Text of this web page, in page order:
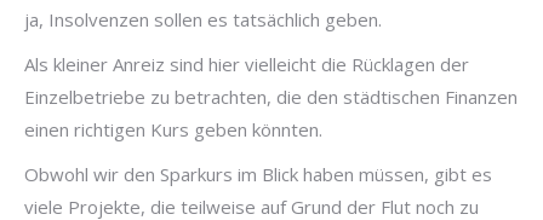
ja, Insolvenzen sollen es tatsächlich geben.
Als kleiner Anreiz sind hier vielleicht die Rücklagen der
Einzelbetriebe zu betrachten, die den städtischen Finanzen
einen richtigen Kurs geben könnten.
Obwohl wir den Sparkurs im Blick haben müssen, gibt es
viele Projekte, die teilweise auf Grund der Flut noch zu